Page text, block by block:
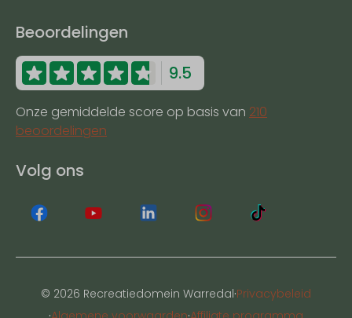
Beoordelingen
9.5
Onze gemiddelde score op basis van 210
beoordelingen
Volg ons
© 2026 Recreatiedomein Warredal·Privacybeleid